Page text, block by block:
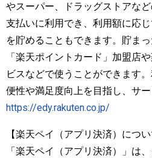
やスーパー、ドラッグストアな
支払いに利用でき、利用額に応
を貯めることもできます。貯ま
「楽天ポイントカード」加盟店
ビスなどで使うことができます
便性や満足度向上を目指し、サー
https://edy.rakuten.co.jp/
【楽天ペイ（アプリ決済）につい
「楽天ペイ（アプリ決済）」は